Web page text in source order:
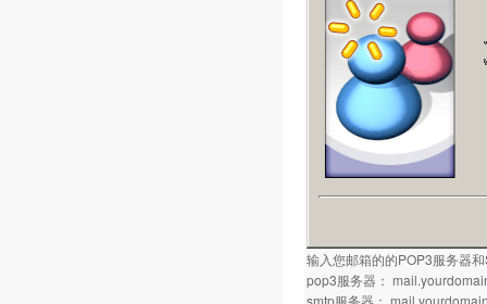
输入您邮箱的的POP3服务器
pop3服务器：
smtp服务器：